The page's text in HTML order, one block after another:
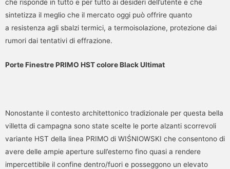
che risponde in tutto e per tutto ai desideri dell’utente e che
sintetizza il meglio che il mercato oggi può offrire quanto
a resistenza agli sbalzi termici, a termoisolazione, protezione dai
rumori dai tentativi di effrazione.
Porte Finestre PRIMO HST colore Black Ultimat
Nonostante il contesto architettonico tradizionale per questa bella
villetta di campagna sono state scelte le porte alzanti scorrevoli
variante HST della linea PRIMO di WIŚNIOWSKI che consentono di
avere delle ampie aperture sull’esterno fino quasi a rendere
impercettibile il confine dentro/fuori e posseggono un elevato